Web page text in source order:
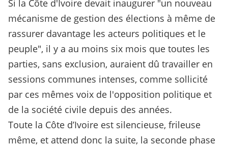
Si la Côte d'Ivoire devait inaugurer "un nouveau
mécanisme de gestion des élections à même de
rassurer davantage les acteurs politiques et le
peuple", il y a au moins six mois que toutes les
parties, sans exclusion, auraient dû travailler en
sessions communes intenses, comme sollicité
par ces mêmes voix de l'opposition politique et
de la société civile depuis des années.
Toute la Côte d’Ivoire est silencieuse, frileuse
même, et attend donc la suite, la seconde phase